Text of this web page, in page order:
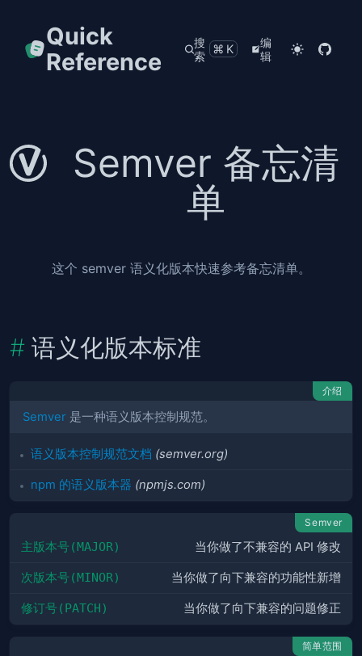
Quick
Reference
搜
索
⌘K
编
辑
Semver 备忘清
单
这个 semver 语义化版本快速参考备忘清单。
语义化版本标准
介绍
Semver 是一种语义版本控制规范。
语义版本控制规范文档 (semver.org)
npm 的语义版本器 (npmjs.com)
Semver
主版本号(MAJOR) 当你做了不兼容的 API 修改
次版本号(MINOR) 当你做了向下兼容的功能性新增
修订号(PATCH) 当你做了向下兼容的问题修正
简单范围